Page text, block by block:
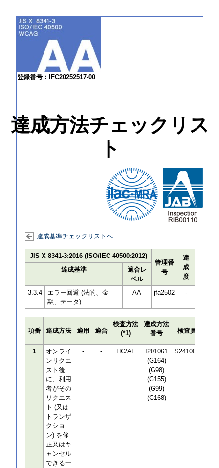
登録番号：IFC20252517-00
達成方法チェックリス
ト
達成基準チェックリストへ
JIS X 8341-3:2016 (ISO/IEC 40500:2012)
管理番
号
達
成
度
達成基準
適合レ
ベル
3.3.4
エラー回避 (法的、金
融、データ)
AA jfa2502 -
項番 達成方法 適用 適合
検査方法
(*1)
達成方法
番号
検査員
1
オンライ
ンリクエ
スト後
に、利用
者がその
リクエス
ト (又は
トランザ
クショ
ン) を修
正又はキ
ャンセル
できる一
- - HC/AF
I201061
(G164)
(G98)
(G155)
(G99)
(G168)
S241001